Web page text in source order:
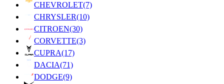
CHEVROLET(7)
CHRYSLER(10)
CITROEN(30)
CORVETTE(3)
CUPRA(17)
DACIA(71)
DODGE(9)